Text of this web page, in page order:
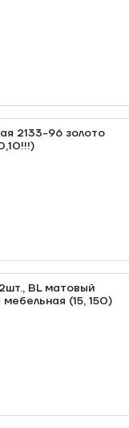
2133-96 золото
BL матовый
(15, 150)